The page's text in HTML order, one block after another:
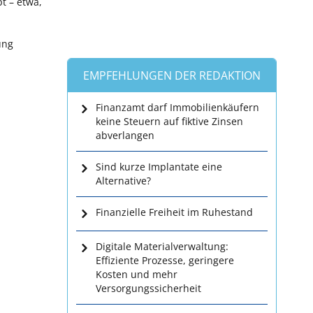
EMPFEHLUNGEN DER REDAKTION
Finanzamt darf Immobilienkäufern
keine Steuern auf fiktive Zinsen
abverlangen
Sind kurze Implantate eine
Alternative?
Finanzielle Freiheit im Ruhestand
Digitale Materialverwaltung:
Effiziente Prozesse, geringere
Kosten und mehr
Versorgungssicherheit